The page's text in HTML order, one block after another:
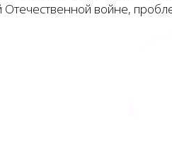
Отечественной войне,